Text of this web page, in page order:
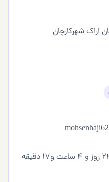
اراک شهرکارچان
2 سال و7 ماه و 23 روز و 4 ساعت و17 دقیقه